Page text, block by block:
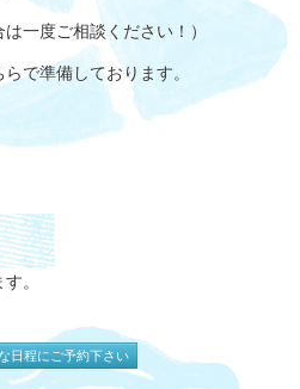
一度ご相談ください！）
で準備しております。
。
日程にご予約下さい